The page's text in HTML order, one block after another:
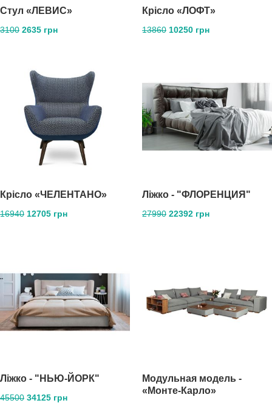
Стул «ЛЕВИС»
3100 2635 грн
Крісло «ЛОФТ»
13860 10250 грн
Крісло «ЧЕЛЕНТАНО»
16940 12705 грн
Ліжко - "ФЛОРЕНЦИЯ"
27990 22392 грн
Ліжко - "НЬЮ-ЙОРК"
45500 34125 грн
Mодульная модель -
«Монте-Карло»